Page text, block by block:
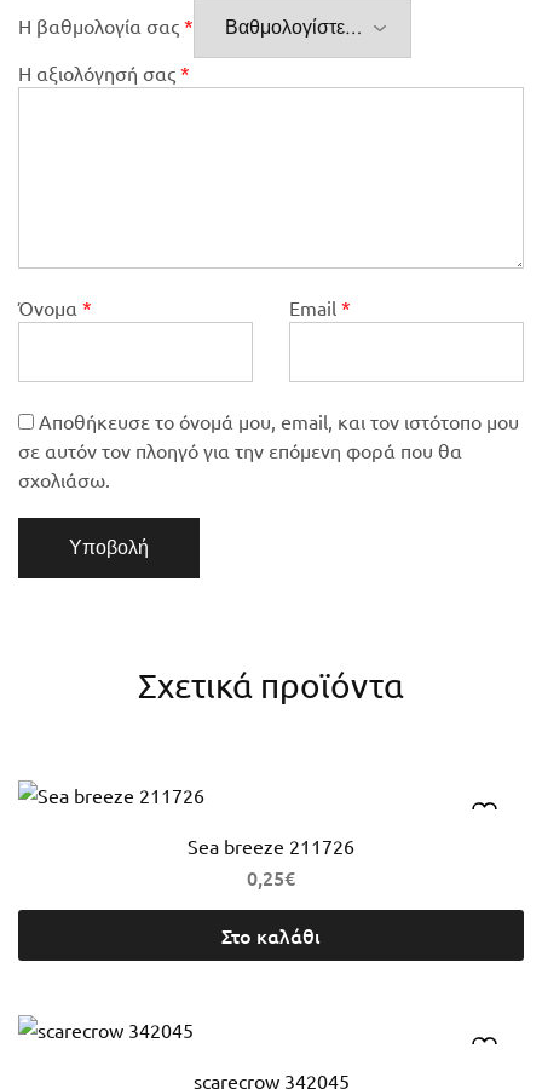
Η βαθμολογία σας *
Η αξιολόγησή σας *
Όνομα * Email *
Αποθήκευσε το όνομά μου, email, και τον ιστότοπο μου
σε αυτόν τον πλοηγό για την επόμενη φορά που θα
σχολιάσω.
Σχετικά προϊόντα
Sea breeze 211726
0,25€
Στο καλάθι
scarecrow 342045